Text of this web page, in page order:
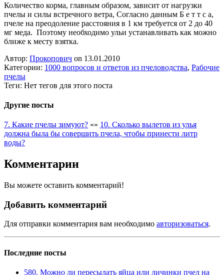
Количество корма, главным образом, зависит от нагрузки
пчелы и силы встречного ветра, Согласно данным Б е т т с а,
пчеле на преодоление расстояния в 1 км требуется от 2 до 40
мг меда. Поэтому необходимо ульи устанавливать как можно
ближе к месту взятка.
Автор: Прокопович on 13.01.2010
Категории: 1000 вопросов и ответов из пчеловодства, Рабочие
пчелы
Теги: Нет тегов для этого поста
Другие посты
7. Какие пчелы зимуют? «» 10. Сколько вылетов из улья
должна была бы совершить пчела, чтобы принести литр
воды?
Комментарии
Вы можете оставить комментарий!
Добавить комментарий
Для отправки комментария вам необходимо авторизоваться.
Последние посты
580. Можно ли пересылать яйца или личинки пчел на